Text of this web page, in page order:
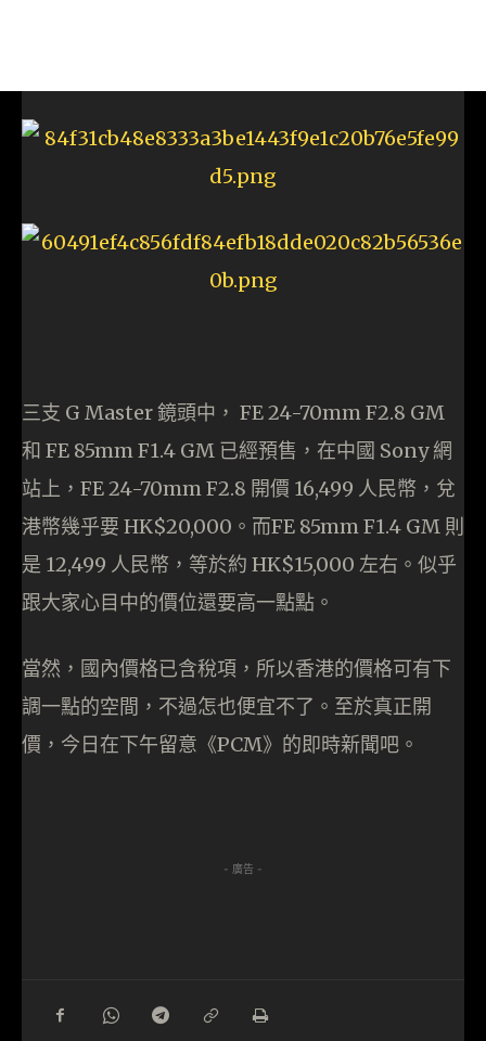
三支 G Master 鏡頭中， FE 24-70mm F2.8 GM
和 FE 85mm F1.4 GM 已經預售，在中國 Sony 網
站上，FE 24-70mm F2.8 開價 16,499 人民幣，兌
港幣幾乎要 HK$20,000。而FE 85mm F1.4 GM 則
是 12,499 人民幣，等於約 HK$15,000 左右。似乎
跟大家心目中的價位還要高一點點。
當然，國內價格已含稅項，所以香港的價格可有下
調一點的空間，不過怎也便宜不了。至於真正開
價，今日在下午留意《PCM》的即時新聞吧。
- 廣告 -